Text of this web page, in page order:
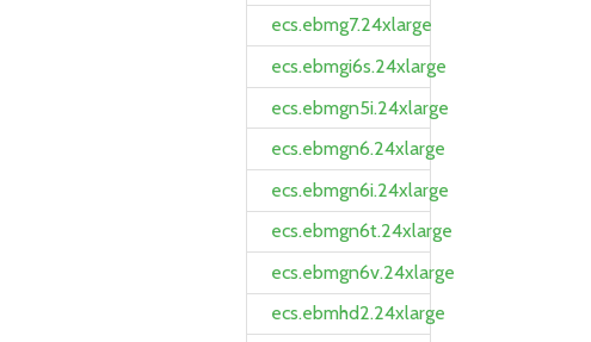
ecs.ebmg7.24xlarge
ecs.ebmgi6s.24xlarge
ecs.ebmgn5i.24xlarge
ecs.ebmgn6.24xlarge
ecs.ebmgn6i.24xlarge
ecs.ebmgn6t.24xlarge
ecs.ebmgn6v.24xlarge
ecs.ebmhd2.24xlarge